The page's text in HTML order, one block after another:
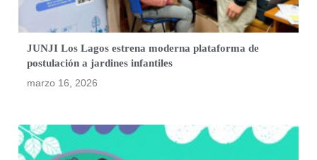
JUNJI Los Lagos estrena moderna plataforma de
postulación a jardines infantiles
marzo 16, 2026